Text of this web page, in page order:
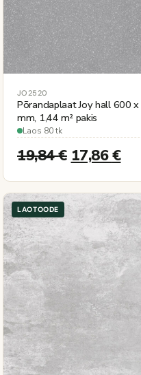
JO2520
Põrandaplaat Joy hall 600
mm, 1,44 m² pakis
Laos 80 tk
19,84€ 17,86€
LAOTOODE